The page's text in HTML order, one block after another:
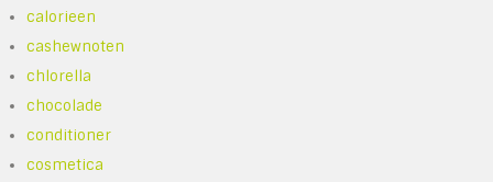
calorieen
cashewnoten
chlorella
chocolade
conditioner
cosmetica